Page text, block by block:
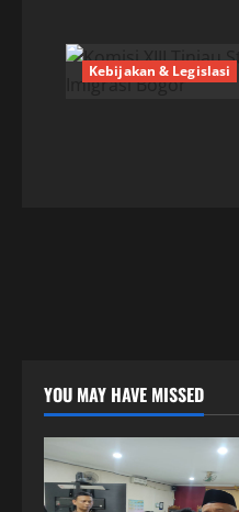
Kebijakan & Legislasi
YOU MAY HAVE MISSED